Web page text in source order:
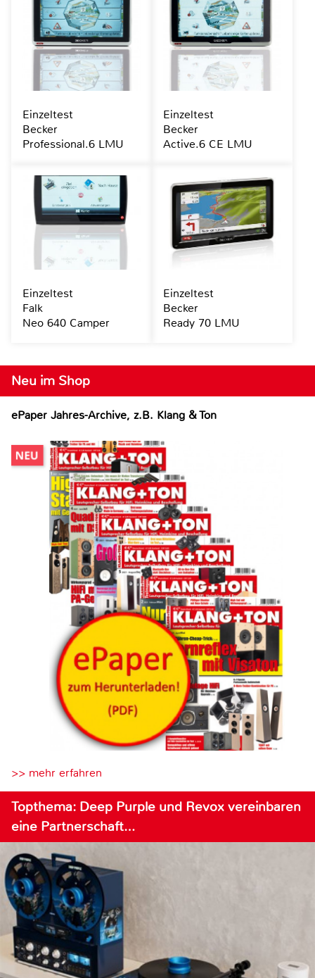
Neu im Shop
ePaper Jahres-Archive, z.B. Klang & Ton
>> mehr erfahren
Topthema: Deep Purple und Revox vereinbaren
eine Partnerschaft…
Einzeltest
Becker
Professional.6 LMU
Einzeltest
Becker
Active.6 CE LMU
Einzeltest
Falk
Neo 640 Camper
Einzeltest
Becker
Ready 70 LMU